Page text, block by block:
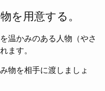
を用意する。
温かみのある人物（やさ
ます。
物を相手に渡しましょ